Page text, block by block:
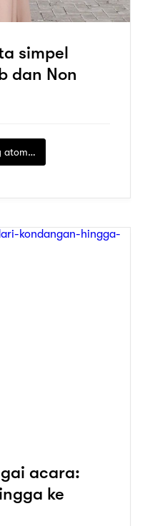
simpel
dan Non
atomeind
acara:
ke